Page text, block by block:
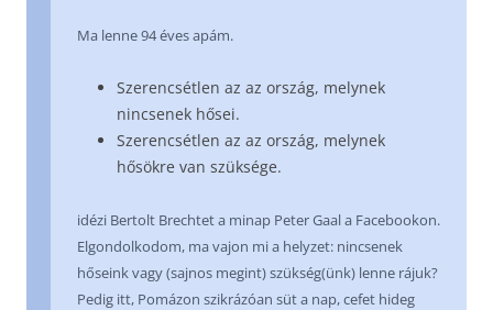
Ma lenne 94 éves apám.
Szerencsétlen az az ország, melynek
nincsenek hősei.
Szerencsétlen az az ország, melynek
hősökre van szüksége.
idézi Bertolt Brechtet a minap Peter Gaal a Facebookon.
Elgondolkodom, ma vajon mi a helyzet: nincsenek
hőseink vagy (sajnos megint) szükség(ünk) lenne rájuk?
Pedig itt, Pomázon szikrázóan süt a nap, cefet hideg